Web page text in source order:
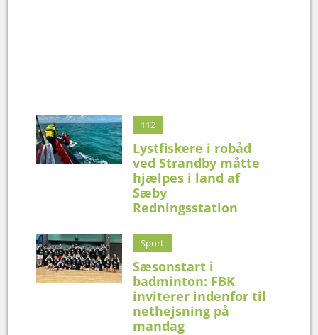
112
Lystfiskere i robåd
ved Strandby måtte
hjælpes i land af
Sæby
Redningsstation
Sport
Sæsonstart i
badminton: FBK
inviterer indenfor til
nethejsning på
mandag